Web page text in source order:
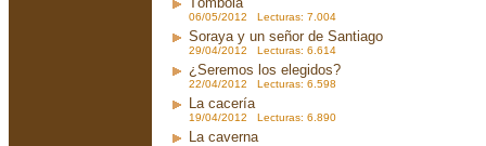
06/05/2012 Lecturas: 7.004
Soraya y un señor de Santiago
29/04/2012 Lecturas: 6.614
¿Seremos los elegidos?
22/04/2012 Lecturas: 6.598
La cacería
19/04/2012 Lecturas: 6.890
La caverna